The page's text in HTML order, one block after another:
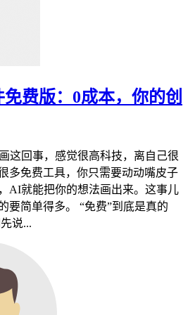
费版：0成本，你的创
这回事，感觉很高科技，离自己很
多免费工具，你只需要动动嘴皮子
AI就能把你的想法画出来。这事儿
要简单得多。 “免费”到底是真的
说...